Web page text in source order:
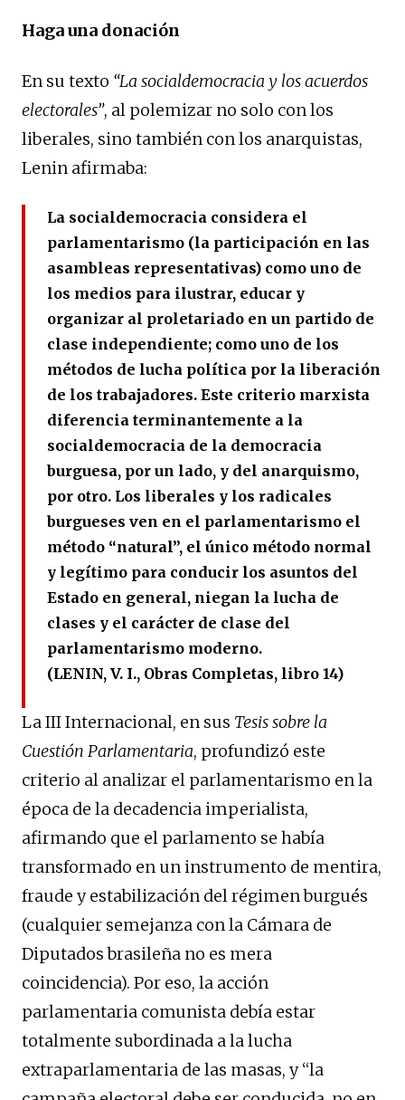
Haga una donación
En su texto “La socialdemocracia y los acuerdos
electorales”, al polemizar no solo con los
liberales, sino también con los anarquistas,
Lenin afirmaba:
La socialdemocracia considera el
parlamentarismo (la participación en las
asambleas representativas) como uno de
los medios para ilustrar, educar y
organizar al proletariado en un partido de
clase independiente; como uno de los
métodos de lucha política por la liberación
de los trabajadores. Este criterio marxista
diferencia terminantemente a la
socialdemocracia de la democracia
burguesa, por un lado, y del anarquismo,
por otro. Los liberales y los radicales
burgueses ven en el parlamentarismo el
método “natural”, el único método normal
y legítimo para conducir los asuntos del
Estado en general, niegan la lucha de
clases y el carácter de clase del
parlamentarismo moderno.
(LENIN, V. I., Obras Completas, libro 14)
La III Internacional, en sus Tesis sobre la
Cuestión Parlamentaria, profundizó este
criterio al analizar el parlamentarismo en la
época de la decadencia imperialista,
afirmando que el parlamento se había
transformado en un instrumento de mentira,
fraude y estabilización del régimen burgués
(cualquier semejanza con la Cámara de
Diputados brasileña no es mera
coincidencia). Por eso, la acción
parlamentaria comunista debía estar
totalmente subordinada a la lucha
extraparlamentaria de las masas, y “la